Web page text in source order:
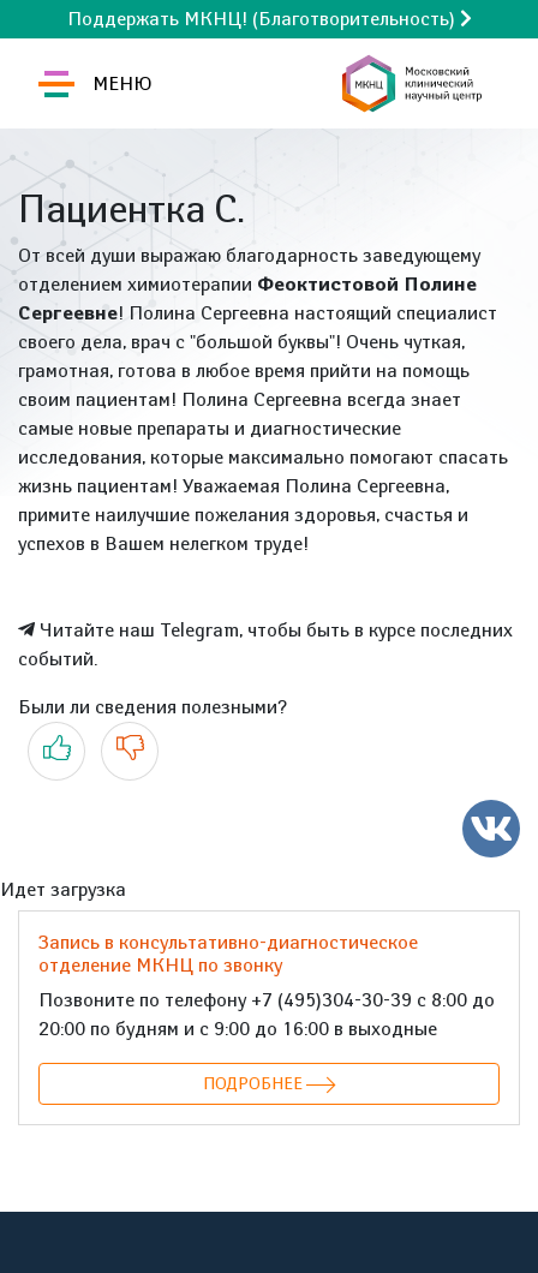
Поддержать МКНЦ! (Благотворительность)
МЕНЮ
Пациентка С.
От всей души выражаю благодарность заведующему
отделением химиотерапии Феоктистовой Полине
Сергеевне! Полина Сергеевна настоящий специалист
своего дела, врач с "большой буквы"! Очень чуткая,
грамотная, готова в любое время прийти на помощь
своим пациентам! Полина Сергеевна всегда знает
самые новые препараты и диагностические
исследования, которые максимально помогают спасать
жизнь пациентам! Уважаемая Полина Сергеевна,
примите наилучшие пожелания здоровья, счастья и
успехов в Вашем нелегком труде!
Читайте наш Telegram, чтобы быть в курсе последних
событий.
Были ли сведения полезными?
Да Нет
Идет загрузка
Запись в консультативно-диагностическое
отделение МКНЦ по звонку
Позвоните по телефону +7 (495)304-30-39 с 8:00 до
20:00 по будням и с 9:00 до 16:00 в выходные
ПОДРОБНЕЕ